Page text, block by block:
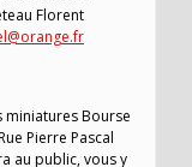
Florent
miniatures Bourse
Pierre Pascal
au public, vous y